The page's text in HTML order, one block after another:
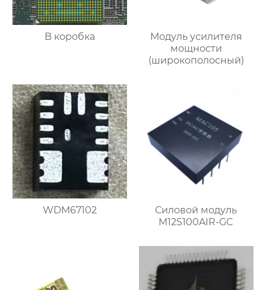
B коробка
Модуль усилителя
мощности
(широкополосный)
WDM67102
Силовой модуль
M12S100AIR-GC